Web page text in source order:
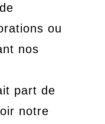
ou
nos
part de
notre